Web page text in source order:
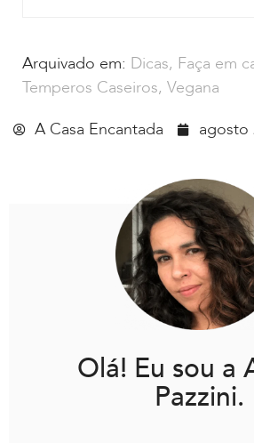
Arquivado em: Dicas, Faça em
Temperos Caseiros, Vegana
A Casa Encantada
agosto
Olá! Eu sou a
Pazzini.